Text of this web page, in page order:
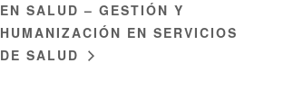
EN SALUD – GESTIÓN Y
HUMANIZACIÓN EN SERVICIOS
DE SALUD